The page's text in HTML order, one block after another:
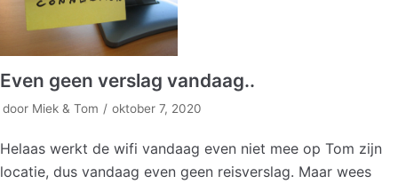
Even geen verslag vandaag..
door Miek & Tom oktober 7, 2020
Helaas werkt de wifi vandaag even niet mee op Tom zijn
locatie, dus vandaag even geen reisverslag. Maar wees